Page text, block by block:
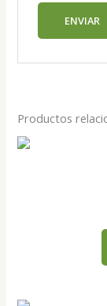
Productos